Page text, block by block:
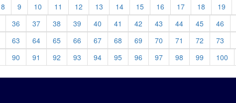
8 9 10 11 12 13 14 15 16 17 18 19
36 37 38 39 40 41 42 43 44 45 46
63 64 65 66 67 68 69 70 71 72 73
90 91 92 93 94 95 96 97 98 99 100